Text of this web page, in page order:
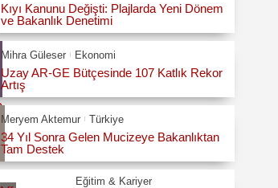
Kıyı Kanunu Değişti: Plajlarda Yeni Dönem
ve Bakanlık Denetimi
Mihra Güleser Ekonomi
Uzay AR-GE Bütçesinde 107 Katlık Rekor
Artış
Meryem Aktemur Türkiye
34 Yıl Sonra Gelen Mucizeye Bakanlıktan
Tam Destek
Eğitim & Kariyer